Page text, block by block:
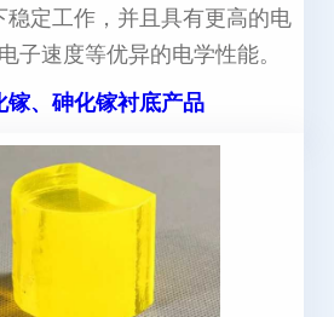
稳定工作，并且具有更高的电
子速度等优异的电学性能。
镓、砷化镓衬底产品